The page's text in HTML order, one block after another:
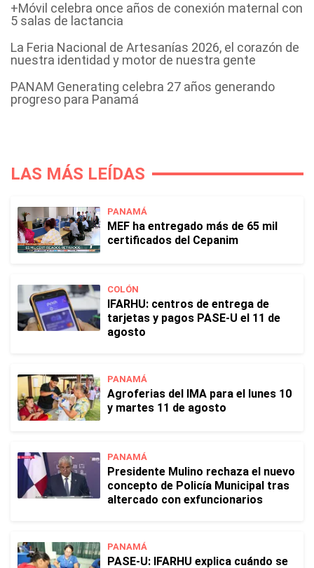
+Móvil celebra once años de conexión maternal con
5 salas de lactancia
La Feria Nacional de Artesanías 2026, el corazón de
nuestra identidad y motor de nuestra gente
PANAM Generating celebra 27 años generando
progreso para Panamá
LAS MÁS LEÍDAS
PANAMÁ
MEF ha entregado más de 65 mil
certificados del Cepanim
COLÓN
IFARHU: centros de entrega de
tarjetas y pagos PASE-U el 11 de
agosto
PANAMÁ
Agroferias del IMA para el lunes 10
y martes 11 de agosto
PANAMÁ
Presidente Mulino rechaza el nuevo
concepto de Policía Municipal tras
altercado con exfuncionarios
PANAMÁ
PASE-U: IFARHU explica cuándo se